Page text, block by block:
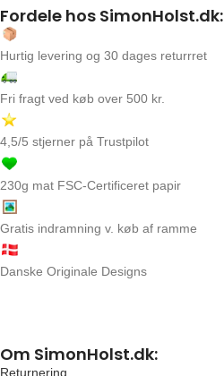
Fordele hos SimonHolst.dk:
Hurtig levering og 30 dages returrret
Fri fragt ved køb over 500 kr.
4,5/5 stjerner på Trustpilot
230g mat FSC-Certificeret papir
Gratis indramning v. køb af ramme
Danske Originale Designs
Om SimonHolst.dk:
Returnering